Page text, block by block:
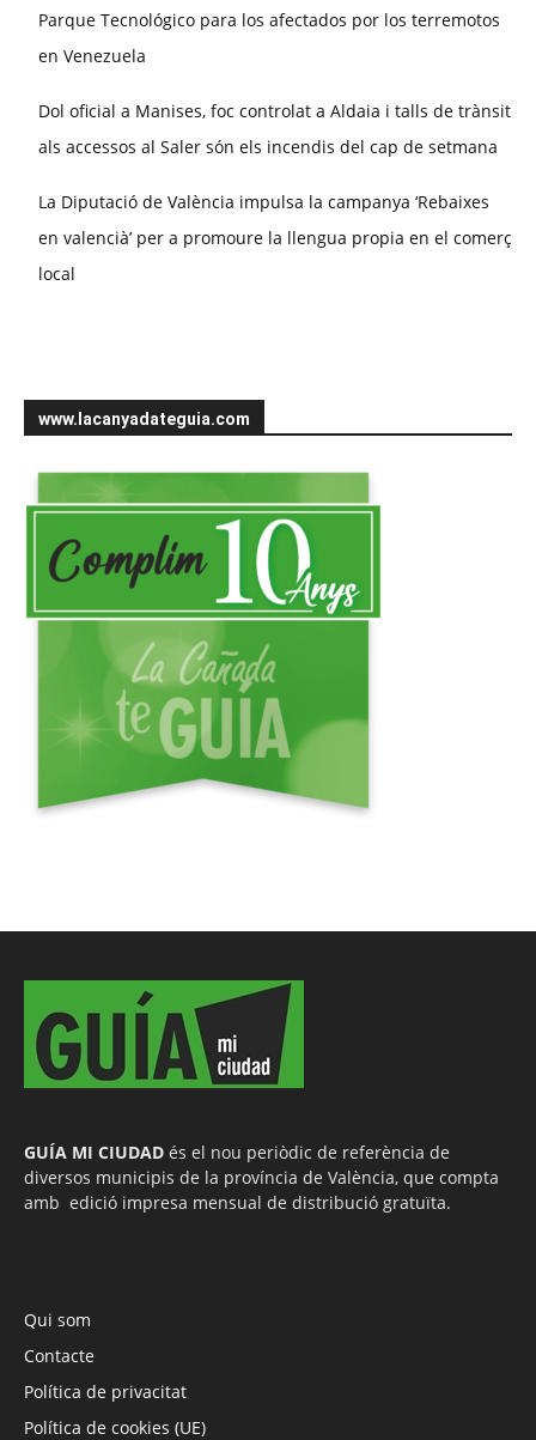
Parque Tecnológico para los afectados por los terremotos
en Venezuela
Dol oficial a Manises, foc controlat a Aldaia i talls de trànsit
als accessos al Saler són els incendis del cap de setmana
La Diputació de València impulsa la campanya ‘Rebaixes
en valencià’ per a promoure la llengua propia en el comerç
local
www.lacanyadateguia.com
GUÍA MI CIUDAD és el nou periòdic de referència de
diversos municipis de la província de València, que compta
amb edició impresa mensual de distribució gratuïta.
Qui som
Contacte
Política de privacitat
Política de cookies (UE)